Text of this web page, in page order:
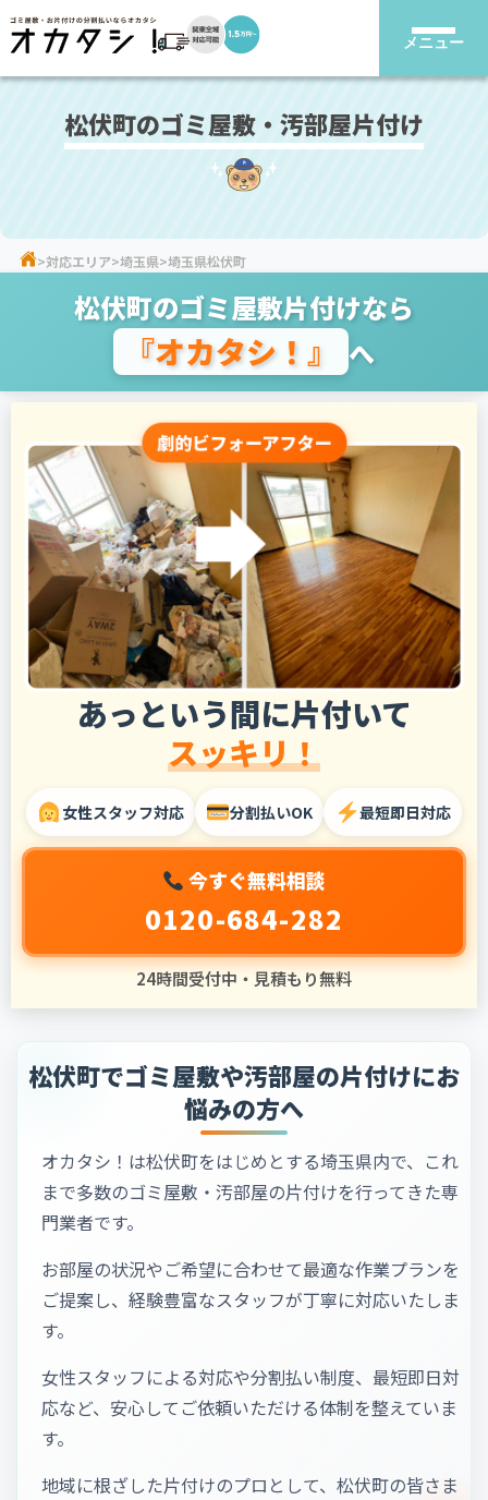
メニュー
松伏町のゴミ屋敷・汚部屋片付け
対応エリア 埼玉県 埼玉県松伏町
松伏町のゴミ屋敷片付けなら
『オカタシ！』 へ
あっという間に片付いて
スッキリ！
女性スタッフ対応 分割払いOK 最短即日対応
今すぐ無料相談
0120-684-282
24時間受付中・見積もり無料
松伏町でゴミ屋敷や汚部屋の片付けにお
悩みの方へ
オカタシ！は松伏町をはじめとする埼玉県内で、これ
まで多数のゴミ屋敷・汚部屋の片付けを行ってきた専
門業者です。
お部屋の状況やご希望に合わせて最適な作業プランを
ご提案し、経験豊富なスタッフが丁寧に対応いたしま
す。
女性スタッフによる対応や分割払い制度、最短即日対
応など、安心してご依頼いただける体制を整えていま
す。
地域に根ざした片付けのプロとして、松伏町の皆さま